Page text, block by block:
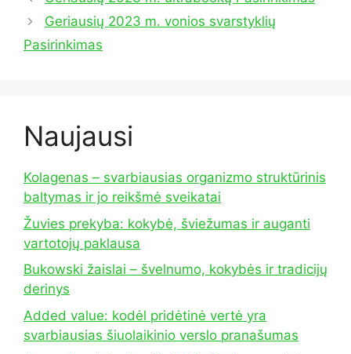
Geriausių 2023 m. vonios svarstyklių
Pasirinkimas
Naujausi
Kolagenas – svarbiausias organizmo struktūrinis
baltymas ir jo reikšmė sveikatai
Žuvies prekyba: kokybė, šviežumas ir auganti
vartotojų paklausa
Bukowski žaislai – švelnumo, kokybės ir tradicijų
derinys
Added value: kodėl pridėtinė vertė yra
svarbiausias šiuolaikinio verslo pranašumas